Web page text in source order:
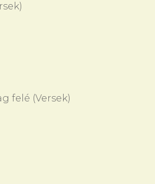
felé (Versek)